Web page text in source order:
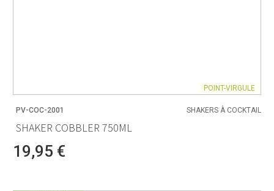
POINT-VIRGULE
PV-COC-2001 SHAKERS À COCKTAIL
SHAKER COBBLER 750ML
19,95 €